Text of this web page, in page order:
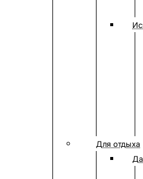
Для отдыха